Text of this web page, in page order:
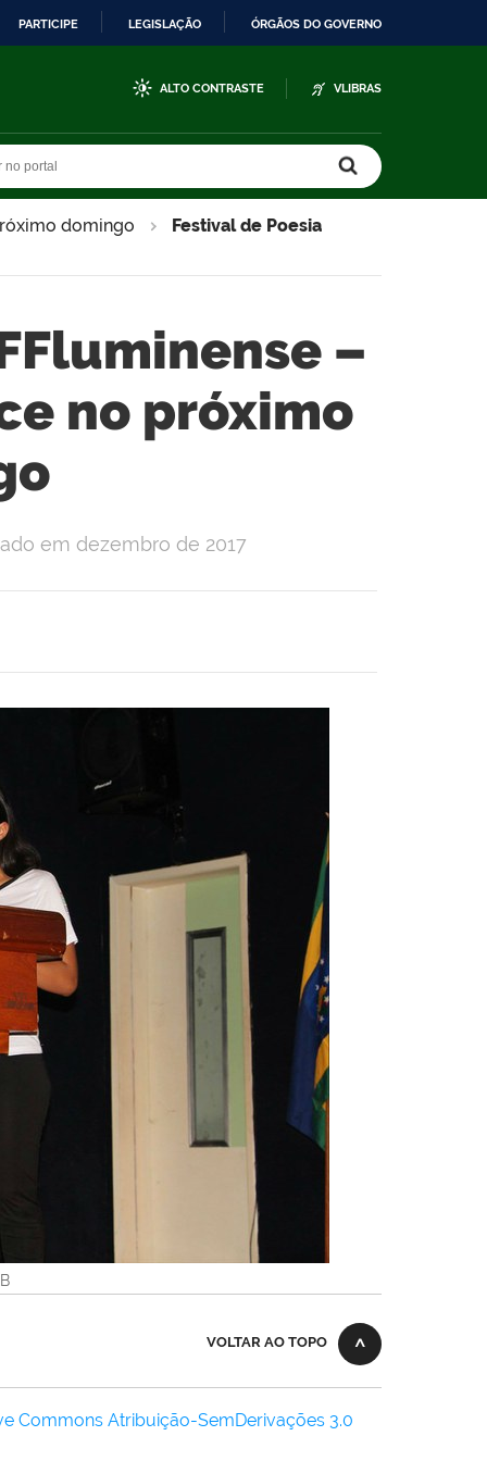
PARTICIPE LEGISLAÇÃO ÓRGÃOS DO GOVERNO
ALTO CONTRASTE VLIBRAS
domingo
Festival de Poesia
–
no próximo
em dezembro de 2017
VOLTAR AO TOPO
Commons Atribuição-SemDerivações 3.0